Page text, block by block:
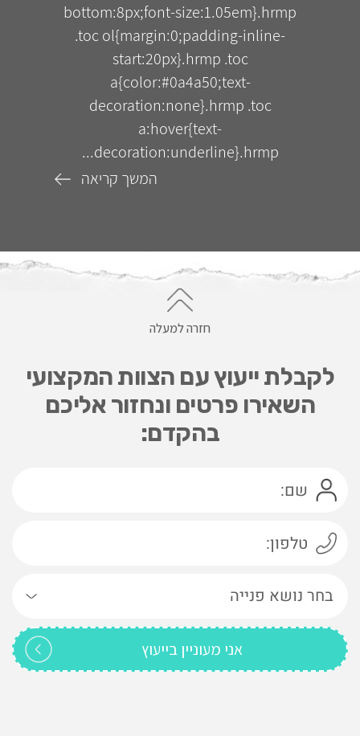
bottom:8px;font-size:1.05em}.hrmp
.toc ol{margin:0;padding-inline-
start:20px}.hrmp .toc
a{color:#0a4a50;text-
decoration:none}.hrmp .toc
a:hover{text-
decoration:underline}.hrmp...
המשך קריאה
חזרה למעלה
לקבלת ייעוץ עם הצוות המקצועי
השאירו פרטים ונחזור אליכם
בהקדם: